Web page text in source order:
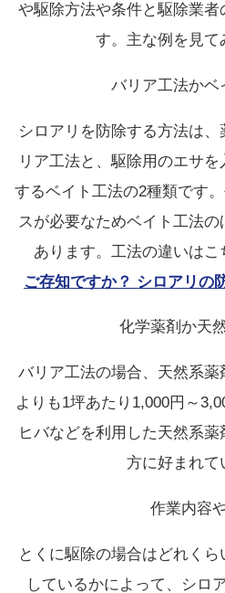
や駆除方法や条件と駆除業者
す。主な例を見て
バリア工法かベ
シロアリを防除する方法は
リア工法と、駆除用のエサ
するベイト工法の2種類です
スが必要なためベイト工法
あります。工法の違いはこ
ご存知ですか？ シロアリの
化学薬剤か天
バリア工法の場合、天然系薬
よりも1坪あたり1,000円～
ヒバなどを利用した天然系
方に好まれて
作業内容
とくに駆除の場合はどれく
しているかによって、シロ